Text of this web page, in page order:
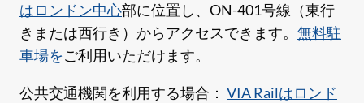
はロンドン中心部に位置し、ON-401号線（東行
きまたは西行き）からアクセスできます。 無料駐
車場をご利用いただけます。
公共交通機関を利用する場合： VIA Railはロンド